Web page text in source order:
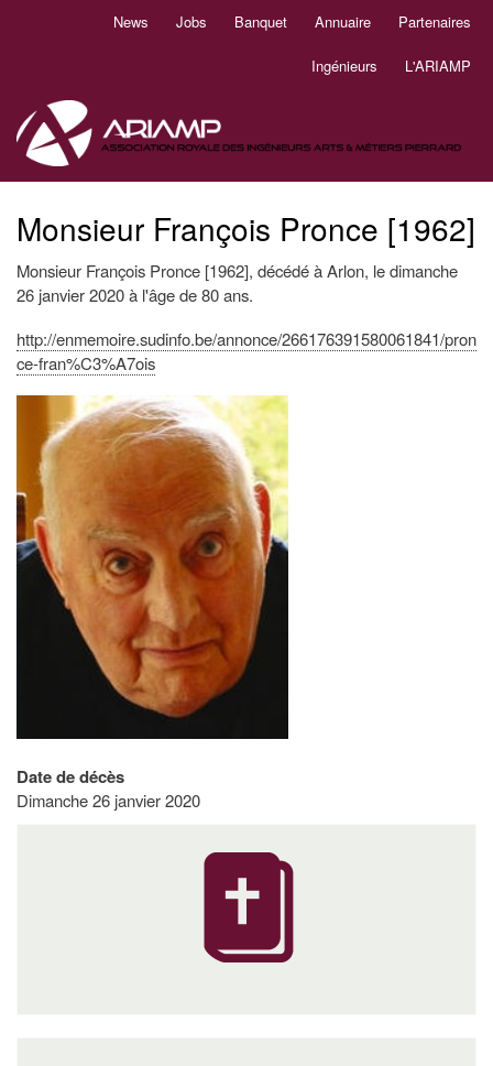
News Jobs Banquet Annuaire Partenaires
Ingénieurs L'ARIAMP
Monsieur François Pronce [1962]
Monsieur François Pronce [1962], décédé à Arlon, le dimanche
26 janvier 2020 à l'âge de 80 ans.
http://enmemoire.sudinfo.be/annonce/266176391580061841/pron
ce-fran%C3%A7ois
Date de décès
Dimanche 26 janvier 2020